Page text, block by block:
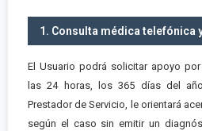
1. Consulta médica telefónica
El Usuario podrá solicitar apoyo
las 24 horas, los 365 días del
Prestador de Servicio, le orientará
según el caso sin emitir un